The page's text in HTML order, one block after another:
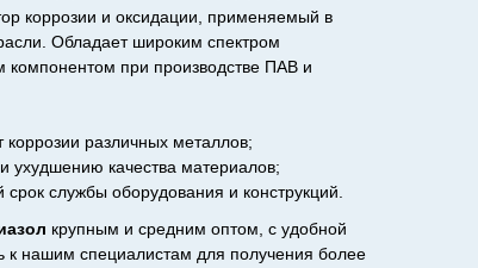
коррозии и оксидации, применяемый в
Обладает широким спектром
при производстве ПАВ и
различных металлов;
ухудшению качества материалов;
срок службы оборудования и конструкций.
крупным и средним оптом, с удобной
к нашим специалистам для получения более